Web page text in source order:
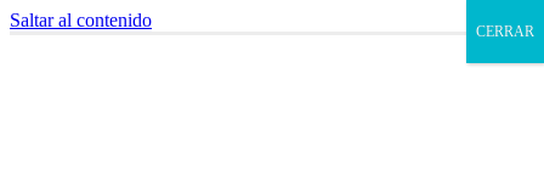
Saltar al contenido
CERRAR